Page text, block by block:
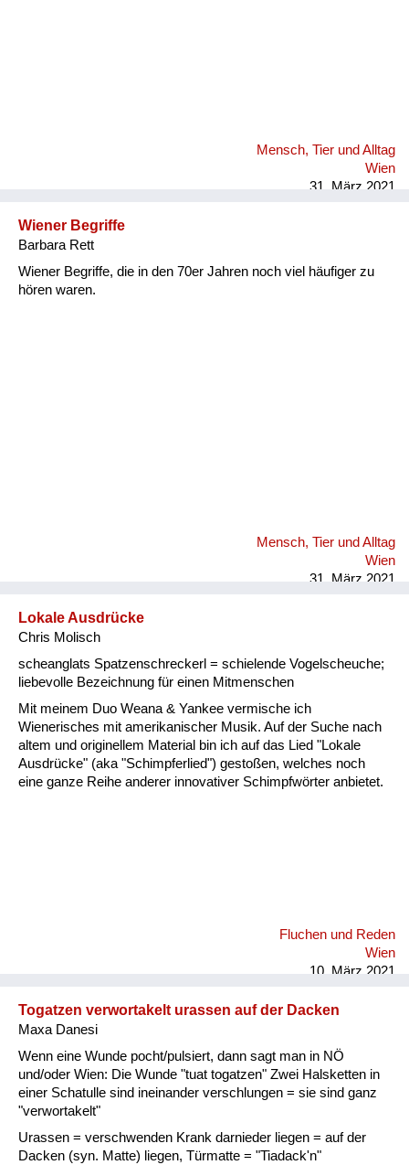
Mensch, Tier und Alltag
Wien
31. März 2021
Wiener Begriffe
Barbara Rett
Wiener Begriffe, die in den 70er Jahren noch viel häufiger zu
hören waren.
Mensch, Tier und Alltag
Wien
31. März 2021
Lokale Ausdrücke
Chris Molisch
scheanglats Spatzenschreckerl = schielende Vogelscheuche;
liebevolle Bezeichnung für einen Mitmenschen
Mit meinem Duo Weana & Yankee vermische ich
Wienerisches mit amerikanischer Musik. Auf der Suche nach
altem und originellem Material bin ich auf das Lied "Lokale
Ausdrücke" (aka "Schimpferlied") gestoßen, welches noch
eine ganze Reihe anderer innovativer Schimpfwörter anbietet.
Fluchen und Reden
Wien
10. März 2021
Togatzen verwortakelt urassen auf der Dacken
Maxa Danesi
Wenn eine Wunde pocht/pulsiert, dann sagt man in NÖ
und/oder Wien: Die Wunde "tuat togatzen" Zwei Halsketten in
einer Schatulle sind ineinander verschlungen = sie sind ganz
"verwortakelt"
Urassen = verschwenden Krank darnieder liegen = auf der
Dacken (syn. Matte) liegen, Türmatte = "Tiadack'n"